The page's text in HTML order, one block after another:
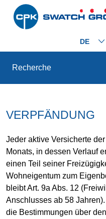
DE
VERPFÄNDUNG
Jeder aktive Versicherte
Monats, in dessen Verlauf
einen Teil seiner
Wohneigentum zum
bleibt Art. 9a Abs. 12
Anschlusses ab 58
die Bestimmungen über